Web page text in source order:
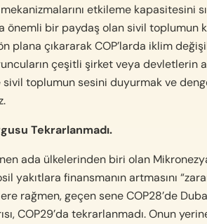
etkileme kapasitesini
bir paydaş olan sivil toplumun
plana çıkararak COP’larda iklim
çeşitli şirket veya devletlerin
sivil toplumun sesini duyurmak ve
Tekrarlanmadı.
ada ülkelerinden biri olan
yakıtlara finansmanın artmasını
rağmen, geçen sene COP28’de
COP29’da tekrarlanmadı. Onun